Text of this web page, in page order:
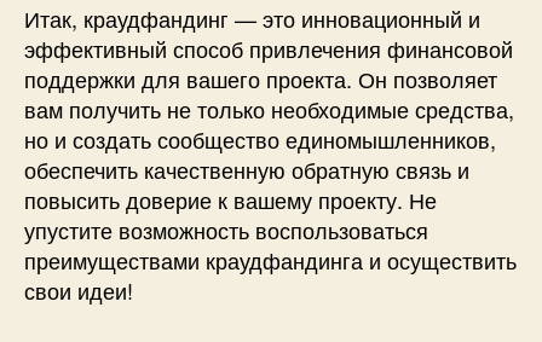
Итак, краудфандинг — это инновационный и
эффективный способ привлечения финансовой
поддержки для вашего проекта. Он позволяет
вам получить не только необходимые средства,
но и создать сообщество единомышленников,
обеспечить качественную обратную связь и
повысить доверие к вашему проекту. Не
упустите возможность воспользоваться
преимуществами краудфандинга и осуществить
свои идеи!